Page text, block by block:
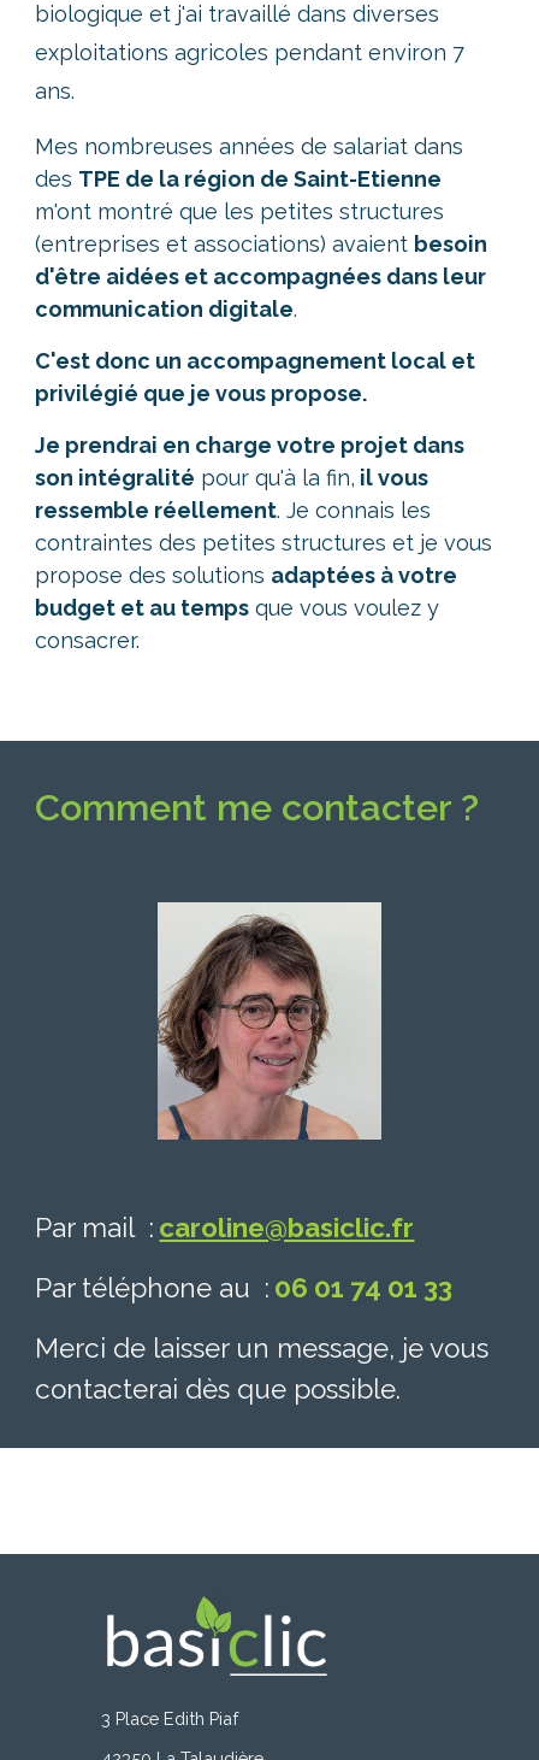
biologique et j'ai travaillé dans diverses
exploitations agricoles pendant environ 7
ans.
Mes nombreuses années de salariat dans
des TPE de la région de Saint-Etienne
m'ont montré que les petites structures
(entreprises et associations) avaient besoin
d'être aidées et accompagnées dans leur
communication digitale.
C'est donc un accompagnement local et
privilégié que je vous propose.
Je prendrai en charge votre projet dans
son intégralité pour qu'à la fin, il vous
ressemble réellement. Je connais les
contraintes des petites structures et je vous
propose des solutions adaptées à votre
budget et au temps que vous voulez y
consacrer.
Comment me contacter ?
Par mail : caroline@basiclic.fr
Par téléphone au : 06 01 74 01 33
Merci de laisser un message, je vous
contacterai dès que possible.
3 Place Edith Piaf